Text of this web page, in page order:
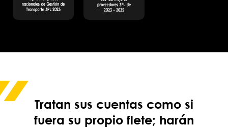
Tratan sus cuentas como si
fuera su propio flete; harán